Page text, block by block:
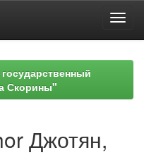
Скорины"
Джотян,